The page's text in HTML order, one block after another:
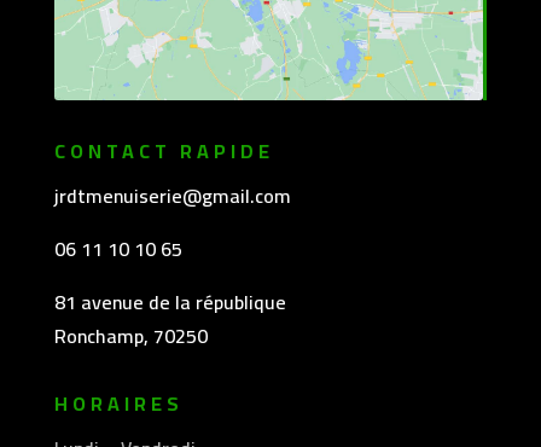
CONTACT RAPIDE
jrdtmenuiserie@gmail.com
06 11 10 10 65
81 avenue de la république
Ronchamp, 70250
HORAIRES